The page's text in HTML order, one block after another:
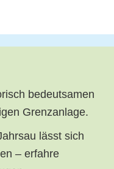
bedeutsamen
Grenzanlage.
lässt sich
– erfahre